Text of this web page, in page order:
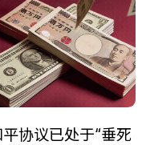
协议已处于“垂死